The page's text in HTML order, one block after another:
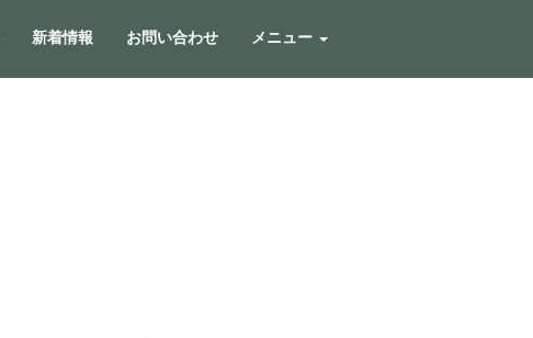
新着情報 お問い合わせ メニュー